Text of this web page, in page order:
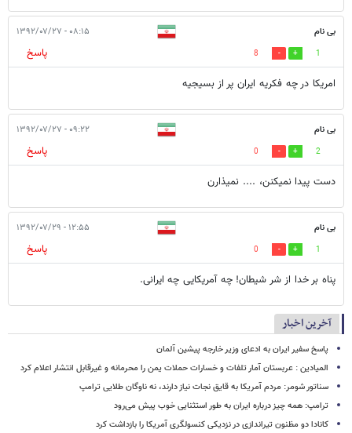
بی نام ۰۸:۱۵ - ۱۳۹۲/۰۷/۲۷
1
8
پاسخ
امريكا در چه فكريه ايران پر از بسيجيه
بی نام ۰۹:۲۲ - ۱۳۹۲/۰۷/۲۷
2
0
پاسخ
دست پيدا نميكنن، .... نميذارن
بی نام ۱۲:۵۵ - ۱۳۹۲/۰۷/۲۹
1
0
پاسخ
پناه بر خدا از شر شیطان! چه آمریکایی چه ایرانی.
آخرین اخبار
پاسخ سفیر ایران به ادعای وزیر خارجه پیشین آلمان
المیادین : عربستان آمار تلفات و خسارات حملات یمن را محرمانه و غیرقابل انتشار اعلام کرد
سناتور شومر: مردم آمریکا به قایق نجات نیاز دارند، نه ناوگان طلایی ترامپ
ترامپ: همه چیز درباره ایران به طور استثنایی خوب پیش می‌رود
کانادا دو مظنون تیراندازی در نزدیکی کنسولگری آمریکا را بازداشت کرد